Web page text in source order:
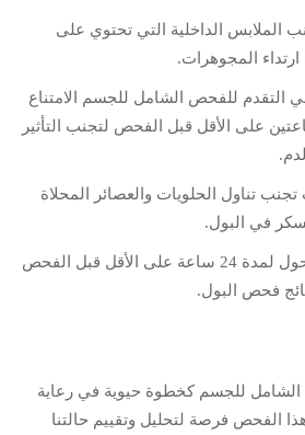
الملابس الداخلية التي تحتوي على
المجوهرات.
التقدم للفحص الشامل للجسم الامتناع
على الأقل قبل الفحص لتجنب التأثير
تناول الحلويات والعصائر المحلاة
في البول.
يجب عدم شرب الكحول لمدة 24 ساعة على الأقل قبل الفحص
فحص البول.
للجسم كخطوة حيوية في رعاية
الفحص فرصة لتحليل وتقييم حالتنا